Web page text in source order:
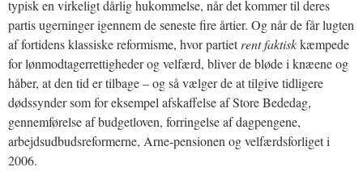
typisk en virkeligt dårlig hukommelse, når det kommer til deres
partis ugerninger igennem de seneste fire årtier. Og når de får lugten
af fortidens klassiske reformisme, hvor partietrent faktiskkæmpede
for lønmodtagerrettigheder og velfærd, bliver de bløde i knæene og
håber, at den tid er tilbage – og så vælger de at tilgive tidligere
dødssynder som for eksempel afskaffelse af Store Bededag,
gennemførelse af budgetloven, forringelse af dagpengene,
arbejdsudbudsreformerne, Arne-pensionen og velfærdsforliget i
2006.